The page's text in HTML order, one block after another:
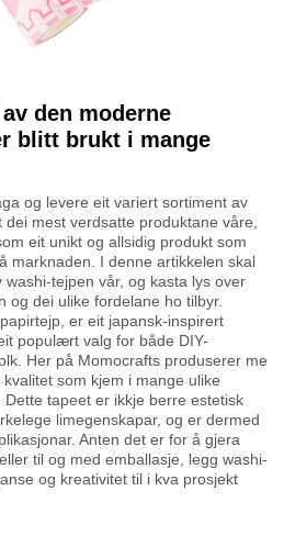
den moderne
blitt brukt i mange
og levere eit variert sortiment av
mest verdsatte produktane våre,
eit unikt og allsidig produkt som
marknaden. I denne artikkelen skal
tejpen vår, og kasta lys over
og dei ulike fordelane ho tilbyr.
er eit japansk-inspirert
populært valg for både DIY-
Her på Momocrafts produserer me
som kjem i mange ulike
tapeet er ikkje berre estetisk
limegenskapar, og er dermed
Anten det er for å gjera
til og med emballasje, legg washi-
og kreativitet til i kva prosjekt